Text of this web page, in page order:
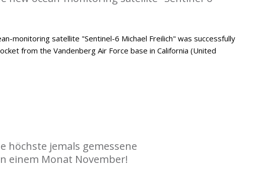
monitoring satellite "Sentinel-6 Michael Freilich" was successfully
from the Vandenberg Air Force base in California (United
höchste jemals gemessene
einem Monat November!